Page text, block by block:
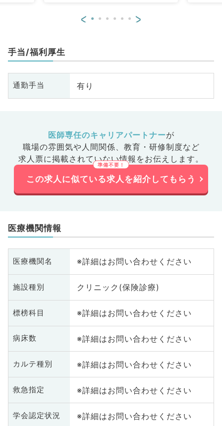
< >
手当/福利厚生
通勤手当 有り
医師専任のキャリアパートナーが
職場の雰囲気や人間関係、 教育・研修制度など
求人票に掲載されていない情報をお伝えします。
この求人に似ている求人を紹介してもらう
医療機関情報
医療機関名 ※詳細はお問い合わせください
施設種別 クリニック(保険診療)
標榜科目 ※詳細はお問い合わせください
病床数 ※詳細はお問い合わせください
カルテ種別 ※詳細はお問い合わせください
救急指定 ※詳細はお問い合わせください
学会認定状況 ※詳細はお問い合わせください